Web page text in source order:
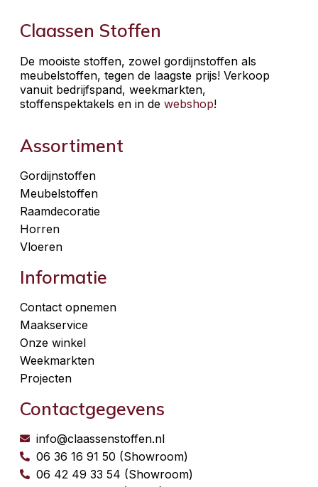
Claassen Stoffen
De mooiste stoffen, zowel gordijnstoffen als
meubelstoffen, tegen de laagste prijs! Verkoop
vanuit bedrijfspand, weekmarkten,
stoffenspektakels en in de webshop!
Assortiment
Gordijnstoffen
Meubelstoffen
Raamdecoratie
Horren
Vloeren
Informatie
Contact opnemen
Maakservice
Onze winkel
Weekmarkten
Projecten
Contactgegevens
info@claassenstoffen.nl
06 36 16 91 50 (Showroom)
06 42 49 33 54 (Showroom)